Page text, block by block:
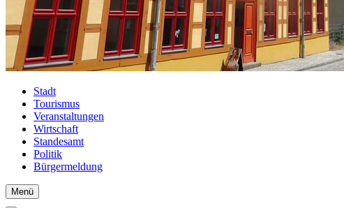
Stadt
Tourismus
Veranstaltungen
Wirtschaft
Standesamt
Politik
Bürgermeldung
Menü